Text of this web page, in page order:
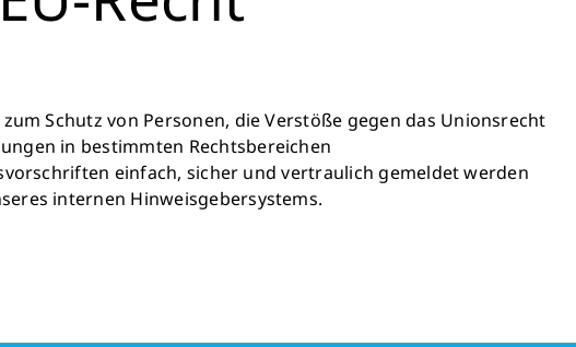
Schutz von Personen, die Verstöße gegen das Unionsrecht
in bestimmten Rechtsbereichen
einfach, sicher und vertraulich gemeldet werden
internen Hinweisgebersystems.